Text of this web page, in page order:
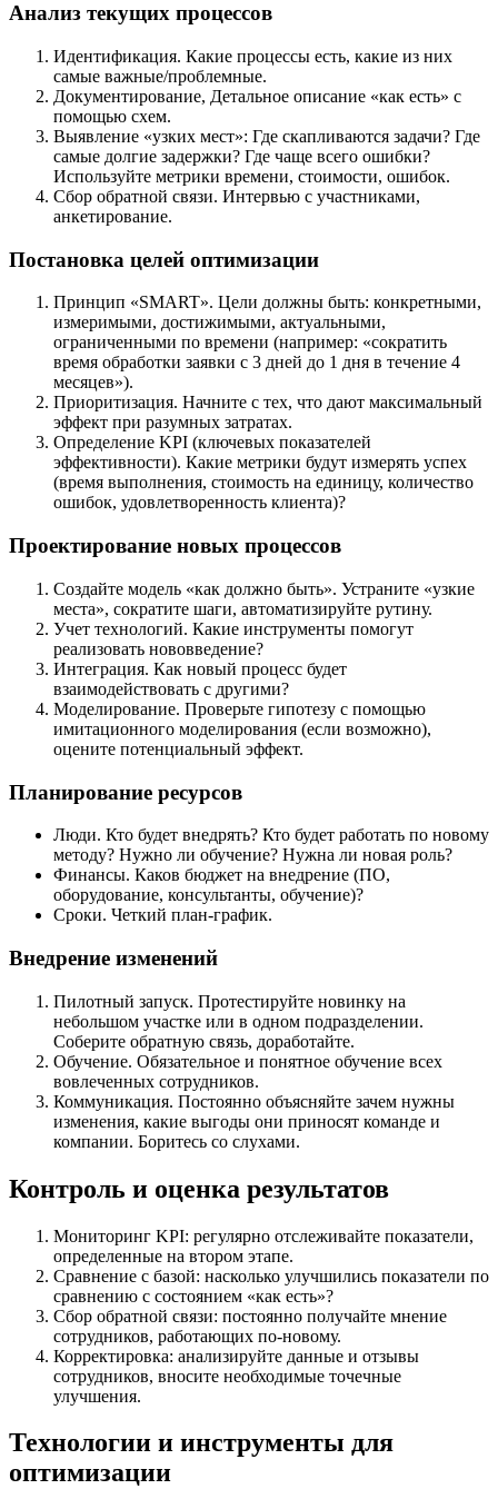
Анализ текущих процессов
Идентификация. Какие процессы есть, какие из них
самые важные/проблемные.
Документирование, Детальное описание «как есть» с
помощью схем.
Выявление «узких мест»: Где скапливаются задачи? Где
самые долгие задержки? Где чаще всего ошибки?
Используйте метрики времени, стоимости, ошибок.
Сбор обратной связи. Интервью с участниками,
анкетирование.
Постановка целей оптимизации
Принцип «SMART». Цели должны быть: конкретными,
измеримыми, достижимыми, актуальными,
ограниченными по времени (например: «сократить
время обработки заявки с 3 дней до 1 дня в течение 4
месяцев»).
Приоритизация. Начните с тех, что дают максимальный
эффект при разумных затратах.
Определение KPI (ключевых показателей
эффективности). Какие метрики будут измерять успех
(время выполнения, стоимость на единицу, количество
ошибок, удовлетворенность клиента)?
Проектирование новых процессов
Создайте модель «как должно быть». Устраните «узкие
места», сократите шаги, автоматизируйте рутину.
Учет технологий. Какие инструменты помогут
реализовать нововведение?
Интеграция. Как новый процесс будет
взаимодействовать с другими?
Моделирование. Проверьте гипотезу с помощью
имитационного моделирования (если возможно),
оцените потенциальный эффект.
Планирование ресурсов
Люди. Кто будет внедрять? Кто будет работать по новому
методу? Нужно ли обучение? Нужна ли новая роль?
Финансы. Каков бюджет на внедрение (ПО,
оборудование, консультанты, обучение)?
Сроки. Четкий план-график.
Внедрение изменений
Пилотный запуск. Протестируйте новинку на
небольшом участке или в одном подразделении.
Соберите обратную связь, доработайте.
Обучение. Обязательное и понятное обучение всех
вовлеченных сотрудников.
Коммуникация. Постоянно объясняйте зачем нужны
изменения, какие выгоды они приносят команде и
компании. Боритесь со слухами.
Контроль и оценка результатов
Мониторинг KPI: регулярно отслеживайте показатели,
определенные на втором этапе.
Сравнение с базой: насколько улучшились показатели по
сравнению с состоянием «как есть»?
Сбор обратной связи: постоянно получайте мнение
сотрудников, работающих по-новому.
Корректировка: анализируйте данные и отзывы
сотрудников, вносите необходимые точечные
улучшения.
Технологии и инструменты для
оптимизации